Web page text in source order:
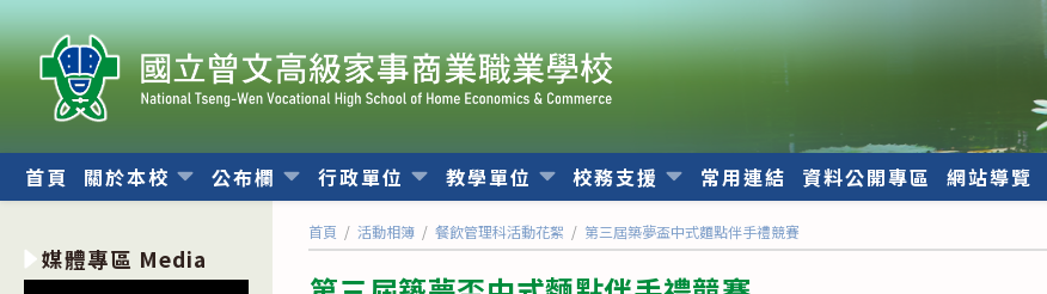
跳
轉
至
內
首頁 關於本校 公布欄 行政單位 教學單位 校務支援 常用連結 資料公開專區 網站導覽
首頁 / 活動相簿 / 餐飲管理科活動花絮 / 第三屆築夢盃中式麵點伴手禮競賽
媒體專區 Media